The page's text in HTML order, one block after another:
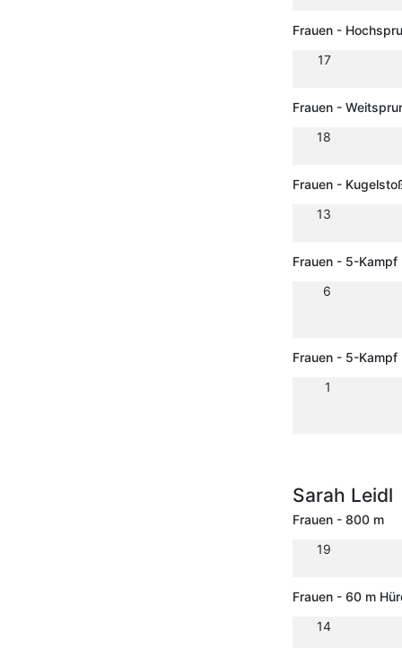
Frauen -
17
Frauen -
18
Frauen -
13
Frauen - 5-Kampf
6
Frauen - 5-
1
Sarah Leidl
Frauen - 800 m
19
Frauen - 60 m
14